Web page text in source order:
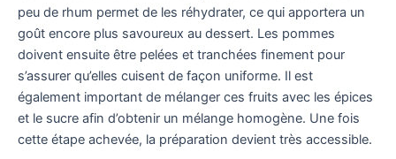
peu de rhum permet de les réhydrater, ce qui apportera un
goût encore plus savoureux au dessert. Les pommes
doivent ensuite être pelées et tranchées finement pour
s’assurer qu’elles cuisent de façon uniforme. Il est
également important de mélanger ces fruits avec les épices
et le sucre afin d’obtenir un mélange homogène. Une fois
cette étape achevée, la préparation devient très accessible.